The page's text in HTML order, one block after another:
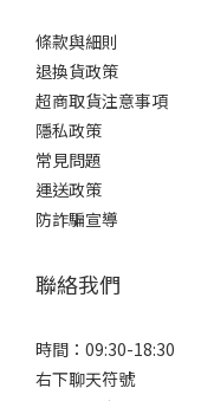
條款與細則
退換貨政策
超商取貨注意事項
隱私政策
常見問題
運送政策
防詐騙宣導
聯絡我們
時間：09:30-18:30
右下聊天符號